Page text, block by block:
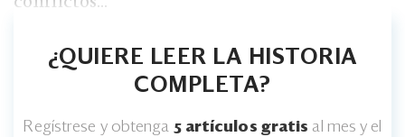
¿QUIERE LEER LA HISTORIA
COMPLETA?
Regístrese y obtenga 5 artículos gratis al mes y el